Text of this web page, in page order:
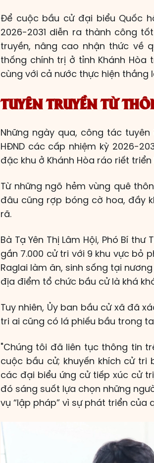
Để cuộc bầu cử đại biểu Quốc
2026-2031 diễn ra thành công
truyền, nâng cao nhận thức về
thống chính trị ở tỉnh Khánh
cùng với cả nước thực hiện
TUYÊN TRUYỀN TỪ
Những ngày qua, công tác
HĐND các cấp nhiệm kỳ 2026-
đặc khu ở Khánh Hòa ráo riết triển
Từ những ngõ hẻm vùng quê
đâu cũng rợp bóng cờ hoa, đầy
rã.
Bà Tạ Yên Thị Lâm Hội, Phó Bí
gần 7.000 cử tri với 9 khu vực bỏ
Raglai làm ăn, sinh sống tại
địa điểm tổ chức bầu cử là khá
Tuy nhiên, Ủy ban bầu cử xã đã
tri ai cũng có lá phiếu bầu trong
"Chúng tôi đã liên tục thông tin
cuộc bầu cử; khuyến khích cử
các đại biểu ứng cử tiếp xúc cử
đó sáng suốt lựa chọn những
vụ “lập pháp” vì sự phát triển của